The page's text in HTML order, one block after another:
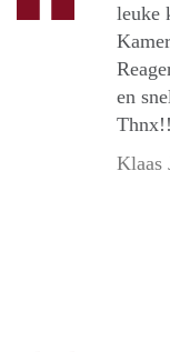
leuke
en
Thnx!!
Klaas